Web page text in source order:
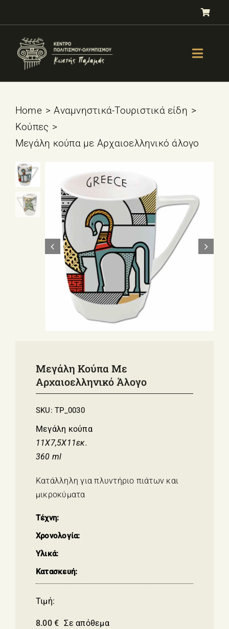
Toggle
ΟΛΥΜΠΙΣΜΟΣ
ΤΕΣΤ ΕΠΙΛΟΓΗΣ ΑΘΛΗΜΑΤΟΣ
ΒΙΒΛΙΑ
ΜΑΘΗΜΑΤΑ
E-SHOP – Πωλητήριο
ΕΚΔΗΛΩΣΕΙΣ
ΣΧΕΤΙΚΑ ΜΕ ΕΜΑΣ
Home
Αναμνηστικά-Τουριστικά είδη
Κούπες
Μεγάλη κούπα με Αρχαιοελληνικό άλογο
Μεγάλη Κούπα Με
Αρχαιοελληνικό Άλογο
SKU:TP_0030
Μεγάλη κούπα
11Χ7,5Χ11εκ.
360 ml
Κατάλληλη για πλυντήριο πιάτων και
μικροκύματα
Τέχνη:
Χρονολογία:
Υλικά:
Κατασκευή:
Τιμή:
8.00€ Σε απόθεμα